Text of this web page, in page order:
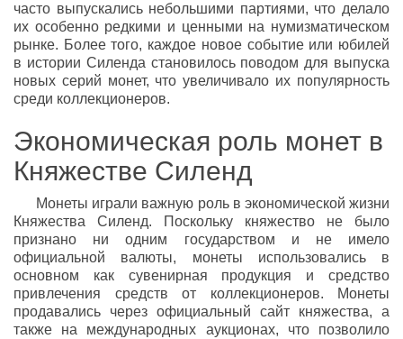
часто выпускались небольшими партиями, что делало
их особенно редкими и ценными на нумизматическом
рынке. Более того, каждое новое событие или юбилей
в истории Силенда становилось поводом для выпуска
новых серий монет, что увеличивало их популярность
среди коллекционеров.
Экономическая роль монет в
Княжестве Силенд
Монеты играли важную роль в экономической жизни
Княжества Силенд. Поскольку княжество не было
признано ни одним государством и не имело
официальной валюты, монеты использовались в
основном как сувенирная продукция и средство
привлечения средств от коллекционеров. Монеты
продавались через официальный сайт княжества, а
также на международных аукционах, что позволило